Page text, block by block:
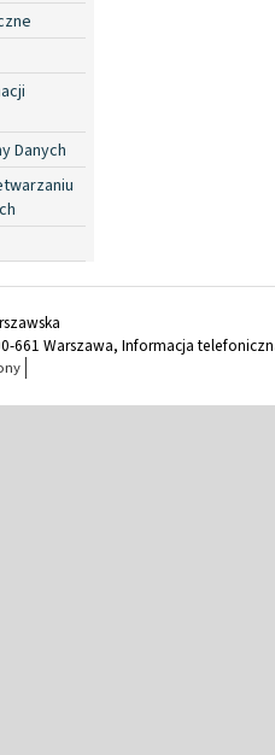
Danych
661 Warszawa, Informacja